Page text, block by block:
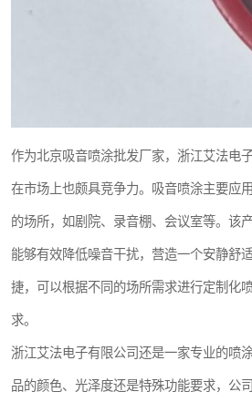
作为北京吸音喷涂批发厂家，浙江艾法电
在市场上也颇具竞争力。吸音喷涂主要应
的场所，如剧院、录音棚、会议室等。该
能够有效降低噪音干扰，营造一个安静舒
捷，可以根据不同的场所需求进行定制化
求。
浙江艾法电子有限公司还是一家专业的喷
品的颜色、光泽度还是特殊功能要求，公